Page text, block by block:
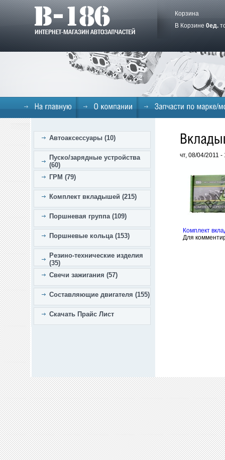
Корзина
В Корзине 0ед.
Автоаксессуары (10)
Пуско/зарядные устройства
(60)
ГРМ (79)
Комплект вкладышей (215)
Поршневая группа (109)
Поршневые кольца (153)
Резино-технические изделия
(35)
Свечи зажигания (57)
Составляющие двигателя (155)
Скачать Прайс Лист
чт, 08/04/2011
Комплект
Для